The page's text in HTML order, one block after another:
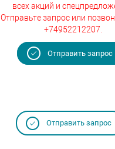
всех акций и
Отправьте запрос или
+74952212207.
Отправить запрос
Отправить запрос